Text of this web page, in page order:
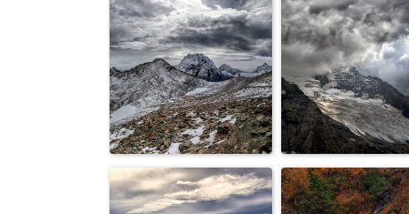
Эльбрус... Горы...